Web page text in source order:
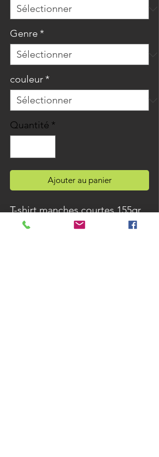
Genre *
couleur *
Quantité *
Ajouter au panier
T-shirt manches courtes 155gr
Coton 100 % bio